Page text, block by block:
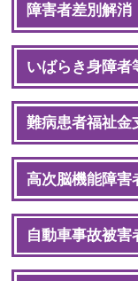
障害者差別解消
いばらき身障者
難病患者福祉金
高次脳機能障害
自動車事故被害